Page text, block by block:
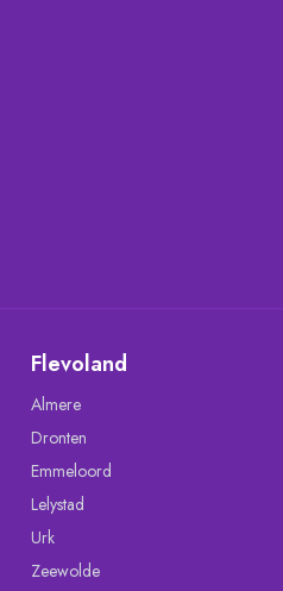
Flevoland
Almere
Dronten
Emmeloord
Lelystad
Urk
Zeewolde